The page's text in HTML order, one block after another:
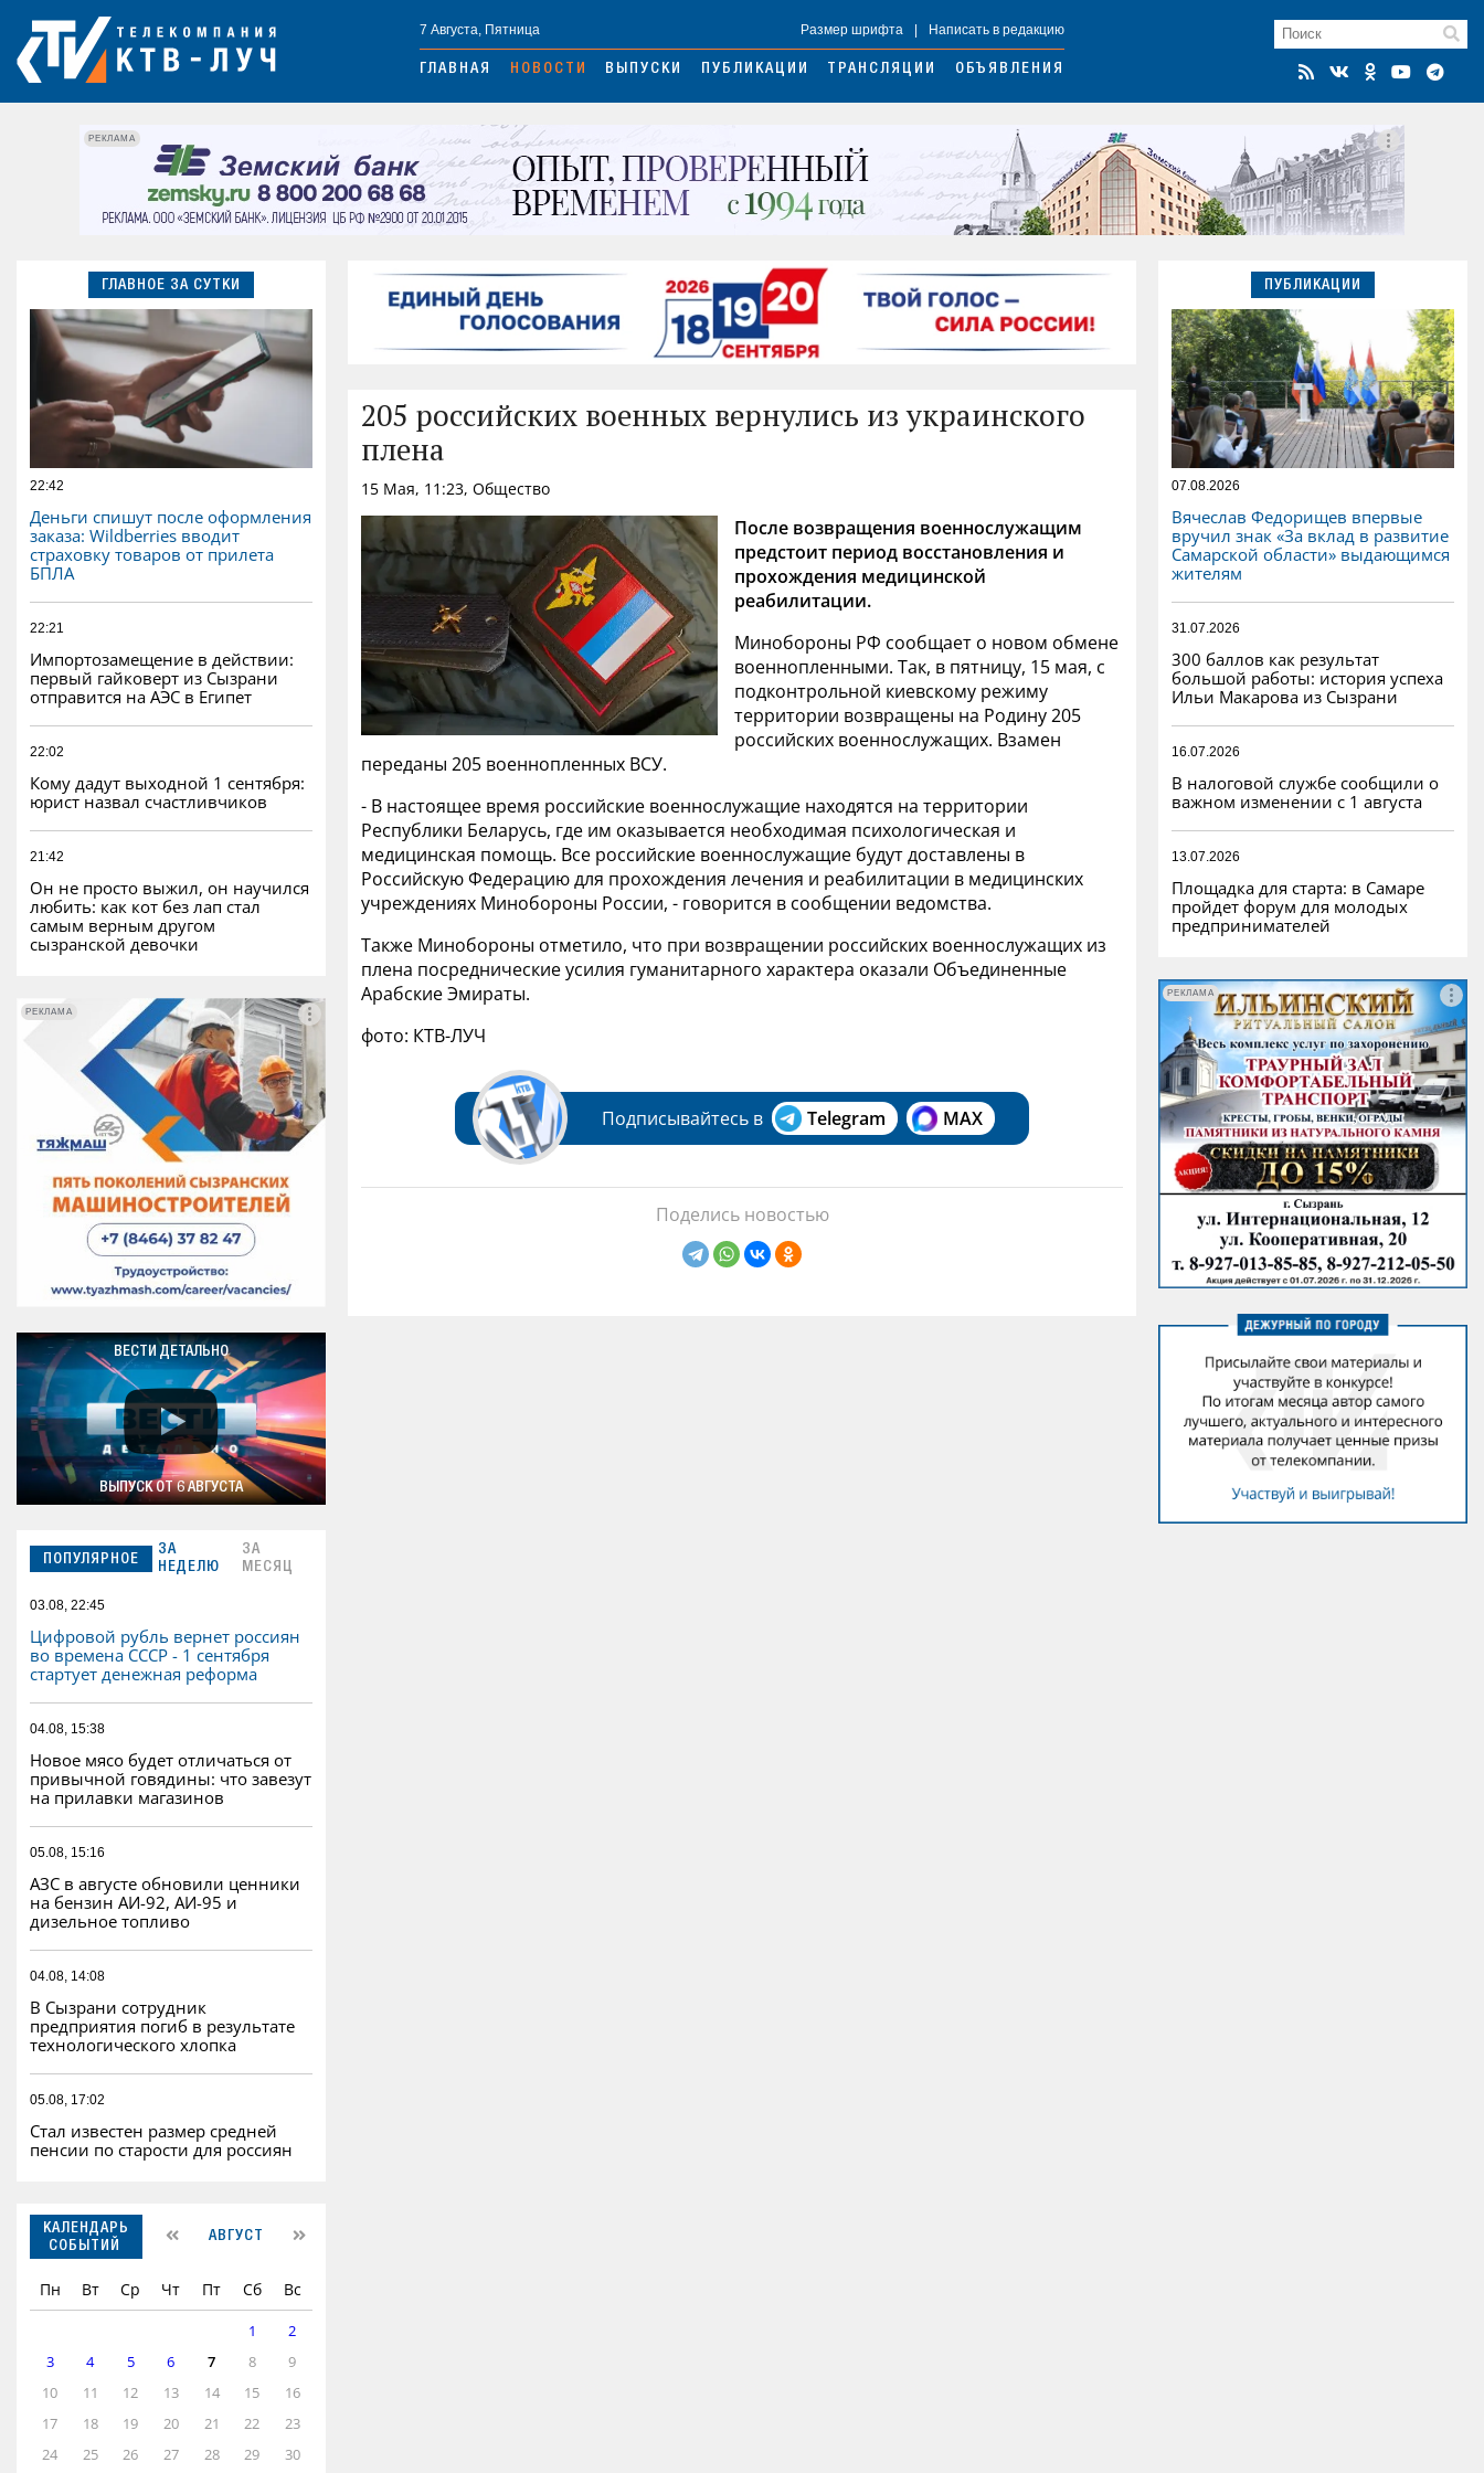
7 Августа, Пятница Размер шрифта Написать в редакцию
ГЛАВНАЯ НОВОСТИ ВЫПУСКИ ПУБЛИКАЦИИ ТРАНСЛЯЦИИ ОБЪЯВЛЕНИЯ
РЕКЛАМА
ГЛАВНОЕ ЗА СУТКИ
22:42
Деньги спишут после оформления
заказа: Wildberries вводит
страховку товаров от прилета
БПЛА
22:21
Импортозамещение в действии:
первый гайковерт из Сызрани
отправится на АЭС в Египет
22:02
Кому дадут выходной 1 сентября:
юрист назвал счастливчиков
21:42
Он не просто выжил, он научился
любить: как кот без лап стал
самым верным другом
сызранской девочки
РЕКЛАМА
РЕКЛАМА
ВЕСТИ ДЕТАЛЬНО
ВЫПУСК ОТ 6 АВГУСТА
ПОПУЛЯРНОЕ
ЗА
НЕДЕЛЮ
ЗА
МЕСЯЦ
03.08, 22:45
Цифровой рубль вернет россиян
во времена СССР - 1 сентября
стартует денежная реформа
04.08, 15:38
Новое мясо будет отличаться от
привычной говядины: что завезут
на прилавки магазинов
05.08, 15:16
АЗС в августе обновили ценники
на бензин АИ-92, АИ-95 и
дизельное топливо
04.08, 14:08
В Сызрани сотрудник
предприятия погиб в результате
технологического хлопка
05.08, 17:02
Стал известен размер средней
пенсии по старости для россиян
КАЛЕНДАРЬ
СОБЫТИЙ
АВГУСТ
Пн Вт Ср Чт Пт Сб Вс
1
2
3
4 5 6 7 8
9
10
11 12 13 14 15
16
17
18 19 20 21 22
23
24
25 26 27 28 29 30
205 российских военных вернулись из украинского
плена
15 Мая, 11:23, Общество
После возвращения военнослужащим
предстоит период восстановления и
прохождения медицинской
реабилитации.
Минобороны РФ сообщает о новом обмене
военнопленными. Так, в пятницу, 15 мая, с
подконтрольной киевскому режиму
территории возвращены на Родину 205
российских военнослужащих. Взамен
переданы 205 военнопленных ВСУ.
- В настоящее время российские военнослужащие находятся на территории
Республики Беларусь, где им оказывается необходимая психологическая и
медицинская помощь. Все российские военнослужащие будут доставлены в
Российскую Федерацию для прохождения лечения и реабилитации в медицинских
учреждениях Минобороны России, - говорится в сообщении ведомства.
Также Минобороны отметило, что при возвращении российских военнослужащих из
плена посреднические усилия гуманитарного характера оказали Объединенные
Арабские Эмираты.
фото: КТВ-ЛУЧ
Подписывайтесь в Telegram MAX
Поделись новостью
ПУБЛИКАЦИИ
07.08.2026
Вячеслав Федорищев впервые
вручил знак «За вклад в развитие
Самарской области» выдающимся
жителям
31.07.2026
300 баллов как результат
большой работы: история успеха
Ильи Макарова из Сызрани
16.07.2026
В налоговой службе сообщили о
важном изменении с 1 августа
13.07.2026
Площадка для старта: в Самаре
пройдет форум для молодых
предпринимателей
РЕКЛАМА